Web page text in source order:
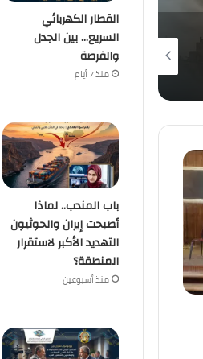
منذ 7 أيام
القطار الكهربائي السريع… بين الجدل والفرصة
منذ أسبوعين
القطار الكهربائي
السريع… بين الجدل
والفرصة
منذ 7 أيام
باب المندب.. لماذا
أصبحت إيران والحوثيون
التهديد الأكبر لاستقرار
المنطقة؟
منذ أسبوعين